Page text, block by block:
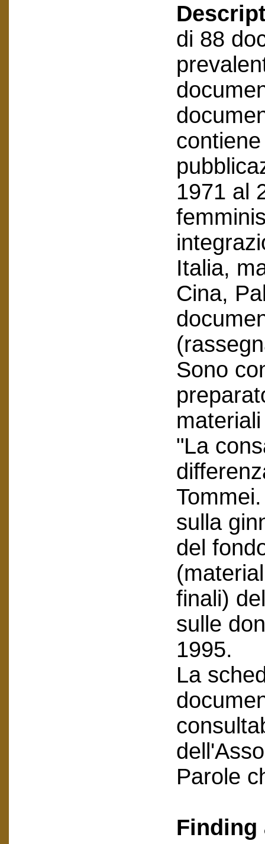
di 88
1971 al
Italia,
Cina,
Sono
"La
sulla
del
finali)
sulle
1995.
La
Parole
Finding